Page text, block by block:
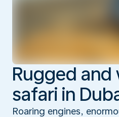
Rugged
safari in
Roaring engines,